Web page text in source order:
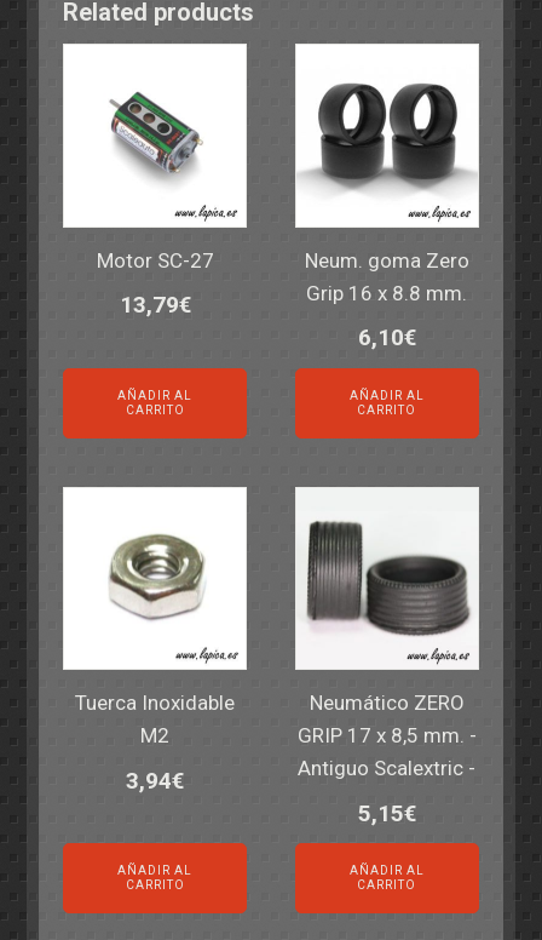
Related products
Motor SC-27
13,79€
AÑADIR AL
CARRITO
Neum. goma Zero
Grip 16 x 8.8 mm.
6,10€
AÑADIR AL
CARRITO
Tuerca Inoxidable
M2
3,94€
AÑADIR AL
CARRITO
Neumático ZERO
GRIP 17 x 8,5 mm. -
Antiguo Scalextric -
5,15€
AÑADIR AL
CARRITO